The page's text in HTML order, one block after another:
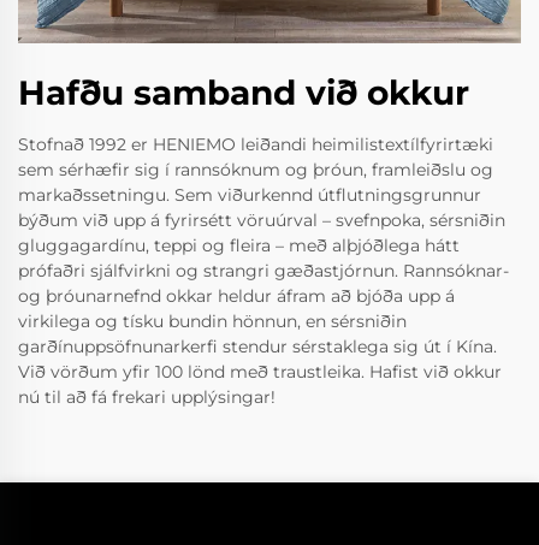
Hafðu samband við okkur
Stofnað 1992 er HENIEMO leiðandi heimilistextílfyrirtæki
sem sérhæfir sig í rannsóknum og þróun, framleiðslu og
markaðssetningu. Sem viðurkennd útflutningsgrunnur
býðum við upp á fyrirsétt vöruúrval – svefnpoka, sérsniðin
gluggagardínu, teppi og fleira – með alþjóðlega hátt
prófaðri sjálfvirkni og strangri gæðastjórnun. Rannsóknar-
og þróunarnefnd okkar heldur áfram að bjóða upp á
virkilega og tísku bundin hönnun, en sérsniðin
garðínuppsöfnunarkerfi stendur sérstaklega sig út í Kína.
Við vörðum yfir 100 lönd með traustleika. Hafist við okkur
nú til að fá frekari upplýsingar!